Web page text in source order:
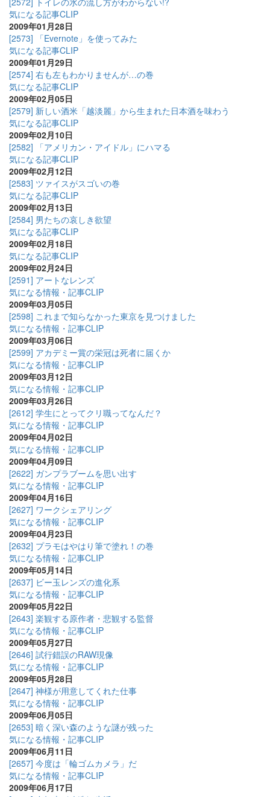
気になる記事CLIP
2009年01月28日
[2573] 「Evernote」を使ってみた
気になる記事CLIP
2009年01月29日
[2574] 右も左もわかりませんが…の巻
気になる記事CLIP
2009年02月05日
[2579] 新しい酒米「越淡麗」から生まれた日本酒を味わう
気になる記事CLIP
2009年02月10日
[2582] 「アメリカン・アイドル」にハマる
気になる記事CLIP
2009年02月12日
[2583] ツァイスがスゴいの巻
気になる記事CLIP
2009年02月13日
[2584] 男たちの哀しき欲望
気になる記事CLIP
2009年02月18日
気になる記事CLIP
2009年02月24日
[2591] アートなレンズ
気になる情報・記事CLIP
2009年03月05日
[2598] これまで知らなかった東京を見つけました
気になる情報・記事CLIP
2009年03月06日
[2599] アカデミー賞の栄冠は死者に届くか
気になる情報・記事CLIP
2009年03月12日
気になる情報・記事CLIP
2009年03月26日
[2612] 学生にとってクリ職ってなんだ？
気になる情報・記事CLIP
2009年04月02日
気になる情報・記事CLIP
2009年04月09日
[2622] ガンプラブームを思い出す
気になる情報・記事CLIP
2009年04月16日
[2627] ワークシェアリング
気になる情報・記事CLIP
2009年04月23日
[2632] プラモはやはり筆で塗れ！の巻
気になる情報・記事CLIP
2009年05月14日
[2637] ビー玉レンズの進化系
気になる情報・記事CLIP
2009年05月22日
[2643] 楽観する原作者・悲観する監督
気になる情報・記事CLIP
2009年05月27日
[2646] 試行錯誤のRAW現像
気になる情報・記事CLIP
2009年05月28日
[2647] 神様が用意してくれた仕事
気になる情報・記事CLIP
2009年06月05日
[2653] 暗く深い森のような謎が残った
気になる情報・記事CLIP
2009年06月11日
[2657] 今度は「輪ゴムカメラ」だ
気になる情報・記事CLIP
2009年06月17日